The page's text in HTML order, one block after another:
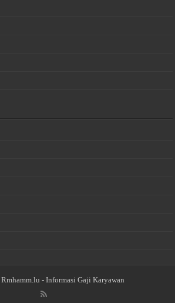
Rmhamm.lu - Informasi Gaji Karyawan